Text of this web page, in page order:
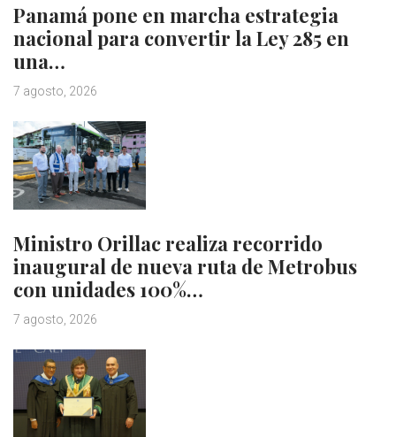
Panamá pone en marcha estrategia
nacional para convertir la Ley 285 en
una…
7 agosto, 2026
Ministro Orillac realiza recorrido
inaugural de nueva ruta de Metrobus
con unidades 100%…
7 agosto, 2026